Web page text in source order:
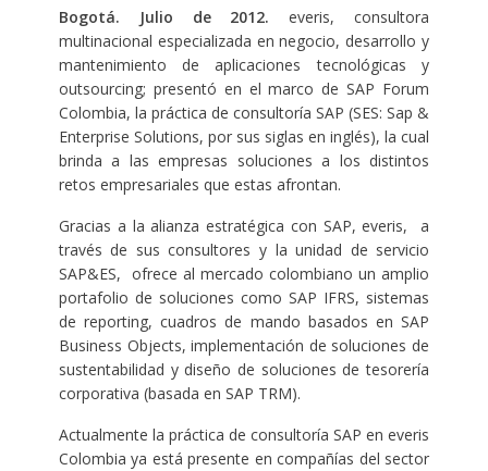
Bogotá. Julio de 2012. everis, consultora
multinacional especializada en negocio, desarrollo y
mantenimiento de aplicaciones tecnológicas y
outsourcing; presentó en el marco de SAP Forum
Colombia, la práctica de consultoría SAP (SES: Sap &
Enterprise Solutions, por sus siglas en inglés), la cual
brinda a las empresas soluciones a los distintos
retos empresariales que estas afrontan.
Gracias a la alianza estratégica con SAP, everis, a
través de sus consultores y la unidad de servicio
SAP&ES, ofrece al mercado colombiano un amplio
portafolio de soluciones como SAP IFRS, sistemas
de reporting, cuadros de mando basados en SAP
Business Objects, implementación de soluciones de
sustentabilidad y diseño de soluciones de tesorería
corporativa (basada en SAP TRM).
Actualmente la práctica de consultoría SAP en everis
Colombia ya está presente en compañías del sector